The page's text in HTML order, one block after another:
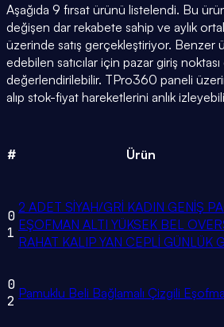
Aşağıda 9 fırsat ürünü listelendi. Bu
değişen dar rekabete sahip ve aylık
üzerinde satış gerçekleştiriyor. Benzer
edebilen satıcılar için pazar giriş
değerlendirilebilir. TPro360 paneli
alıp stok-fiyat hareketlerini anlık
# Ürün
0
1
2 ADET SİYAH/GRİ KADIN GENİŞ
EŞOFMAN ALTI YÜKSEK BEL
RAHAT KALIP YAN CEPLİ GÜNLÜK
0
2 Pamuklu Beli Bağlamalı Çizgili